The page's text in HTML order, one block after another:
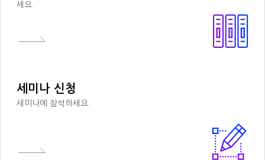
세요.
세미나 신청
세미나에 참석하세요.